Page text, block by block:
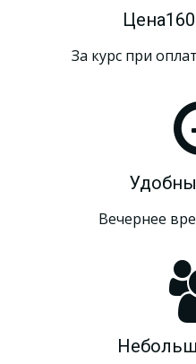
За курс при
Вечернее